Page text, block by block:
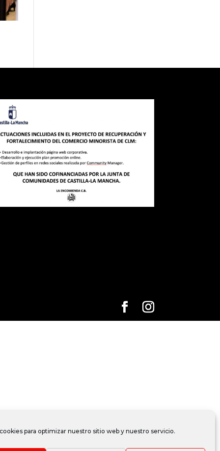
para optimizar nuestro sitio web y nuestro servicio.